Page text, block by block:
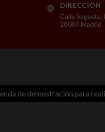
DIRECCIÓN
Calle Sagasta,
28004 Madrid
de demostración para